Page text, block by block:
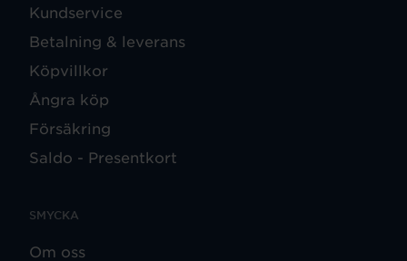
Kundservice
Betalning & leverans
Köpvillkor
Ångra köp
Försäkring
Saldo - Presentkort
SMYCKA
Om oss